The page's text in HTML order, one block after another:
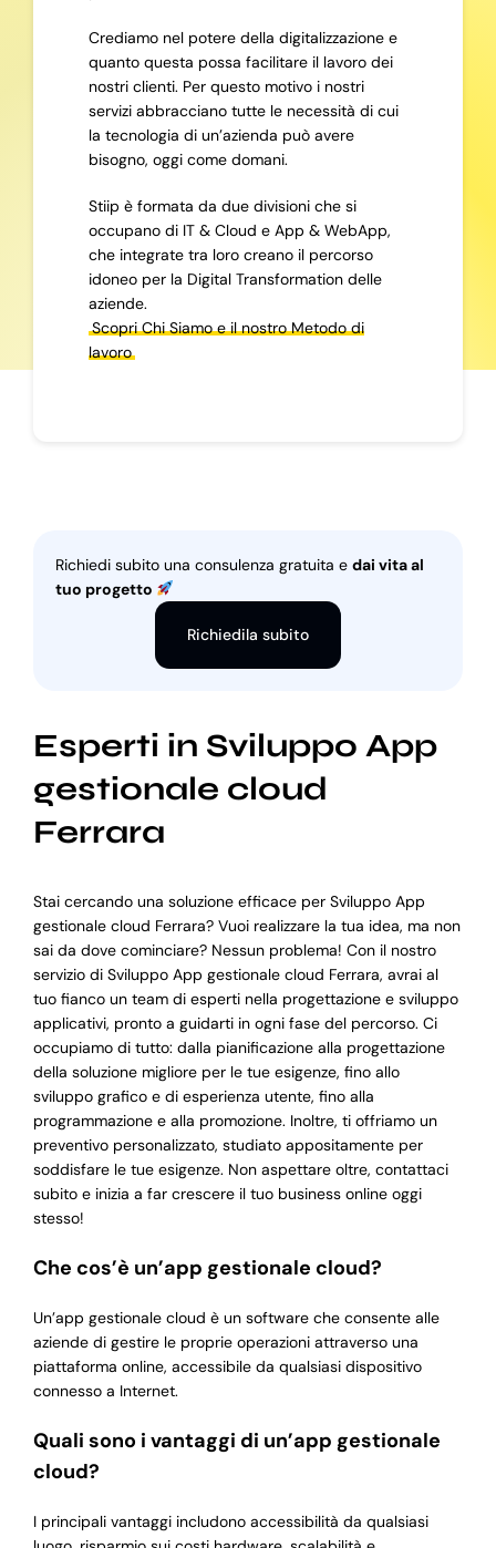
Crediamo nel potere della digitalizzazione e
quanto questa possa facilitare il lavoro dei
nostri clienti. Per questo motivo i nostri
servizi abbracciano tutte le necessità di cui
la tecnologia di un’azienda può avere
bisogno, oggi come domani.
Stiip è formata da due divisioni che si
occupano di IT & Cloud e App & WebApp,
che integrate tra loro creano il percorso
idoneo per la Digital Transformation delle
aziende.
Scopri Chi Siamo e il nostro Metodo di
lavoro
Richiedi subito una consulenza gratuita e dai vita al
tuo progetto
Richiedila subito
Esperti in Sviluppo App
gestionale cloud
Ferrara
Stai cercando una soluzione efficace per Sviluppo App
gestionale cloud Ferrara? Vuoi realizzare la tua idea, ma non
sai da dove cominciare? Nessun problema! Con il nostro
servizio di Sviluppo App gestionale cloud Ferrara, avrai al
tuo fianco un team di esperti nella progettazione e sviluppo
applicativi, pronto a guidarti in ogni fase del percorso. Ci
occupiamo di tutto: dalla pianificazione alla progettazione
della soluzione migliore per le tue esigenze, fino allo
sviluppo grafico e di esperienza utente, fino alla
programmazione e alla promozione. Inoltre, ti offriamo un
preventivo personalizzato, studiato appositamente per
soddisfare le tue esigenze. Non aspettare oltre, contattaci
subito e inizia a far crescere il tuo business online oggi
stesso!
Che cos’è un’app gestionale cloud?
Un’app gestionale cloud è un software che consente alle
aziende di gestire le proprie operazioni attraverso una
piattaforma online, accessibile da qualsiasi dispositivo
connesso a Internet.
Quali sono i vantaggi di un’app gestionale
cloud?
I principali vantaggi includono accessibilità da qualsiasi